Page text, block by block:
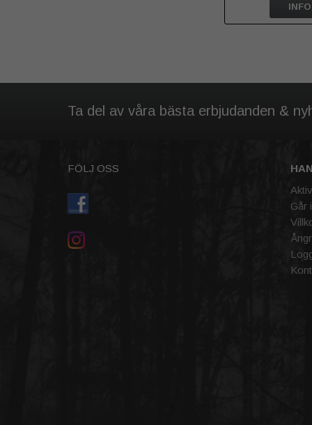
INFO
Ta del av våra bästa erbjudanden &
FÖLJ OSS
Går